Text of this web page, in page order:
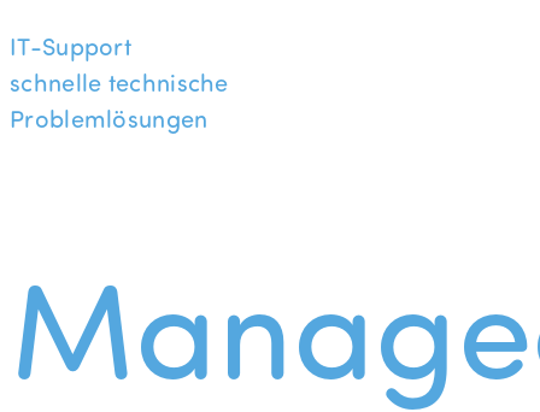
IT-Support
schnelle technische
Problemlösungen